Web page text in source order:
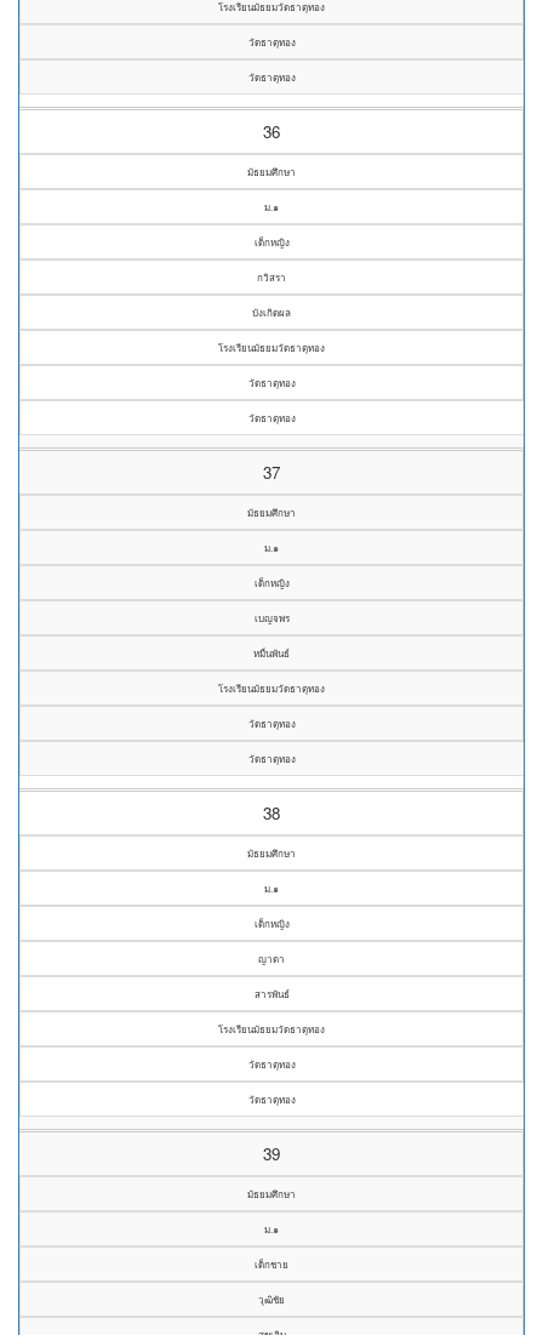
โรงเรียนมัธยมวัดธาตุทอง
วัดธาตุทอง
วัดธาตุทอง
36
มัธยมศึกษา
ม.๑
เด็กหญิง
กวิสรา
บังเกิดผล
โรงเรียนมัธยมวัดธาตุทอง
วัดธาตุทอง
วัดธาตุทอง
37
มัธยมศึกษา
ม.๑
เด็กหญิง
เบญจพร
หมื่นพันธ์
โรงเรียนมัธยมวัดธาตุทอง
วัดธาตุทอง
วัดธาตุทอง
38
มัธยมศึกษา
ม.๑
เด็กหญิง
ญาดา
สารพันธ์
โรงเรียนมัธยมวัดธาตุทอง
วัดธาตุทอง
วัดธาตุทอง
39
มัธยมศึกษา
ม.๑
เด็กชาย
วุฒิชัย